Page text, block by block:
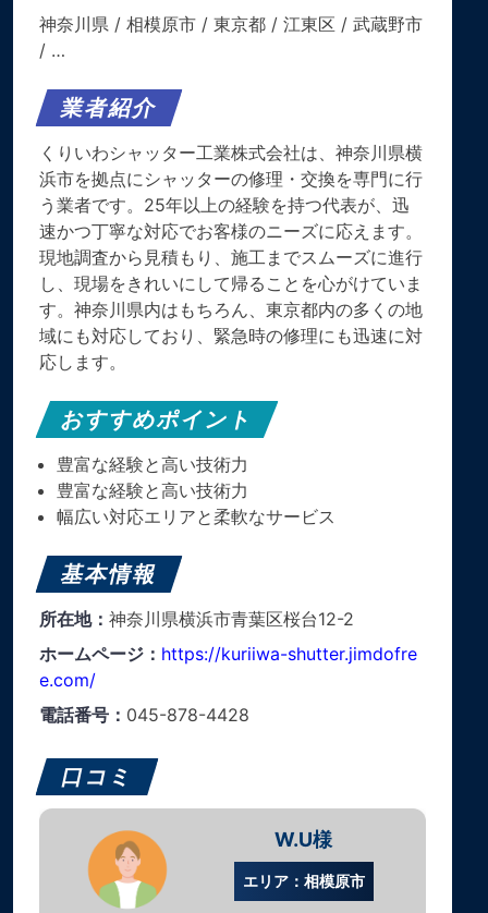
神奈川県 / 相模原市 / 東京都 / 江東区 / 武蔵野市
/ …
業者紹介
くりいわシャッター工業株式会社は、神奈川県横
浜市を拠点にシャッターの修理・交換を専門に行
う業者です。​25年以上の経験を持つ代表が、迅
速かつ丁寧な対応でお客様のニーズに応えます。​
現地調査から見積もり、施工までスムーズに進行
し、現場をきれいにして帰ることを心がけていま
す。​神奈川県内はもちろん、東京都内の多くの地
域にも対応しており、緊急時の修理にも迅速に対
応します。
おすすめポイント
豊富な経験と高い技術力
豊富な経験と高い技術力
幅広い対応エリアと柔軟なサービス
基本情報
所在地： 神奈川県横浜市青葉区桜台12-2
ホームページ： https://kuriiwa-shutter.jimdofre
e.com/
電話番号： 045-878-4428
口コミ
W.U様
エリア：相模原市